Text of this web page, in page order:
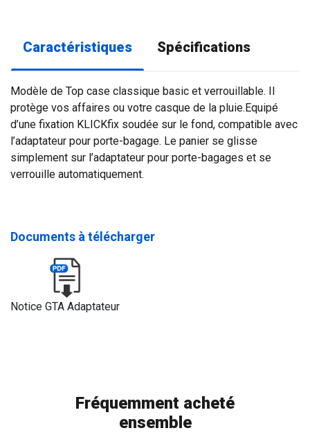
Caractéristiques Spécifications
Modèle de Top case classique basic et verrouillable. Il
protège vos affaires ou votre casque de la pluie.Equipé
d’une fixation KLICKfix soudée sur le fond, compatible avec
l’adaptateur pour porte-bagage. Le panier se glisse
simplement sur l’adaptateur pour porte-bagages et se
verrouille automatiquement.
Documents à télécharger
Notice GTA Adaptateur
Fréquemment acheté
ensemble